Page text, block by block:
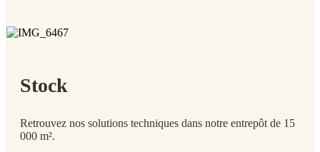
Stock
Retrouvez nos solutions techniques dans notre entrepôt de 15
000 m².